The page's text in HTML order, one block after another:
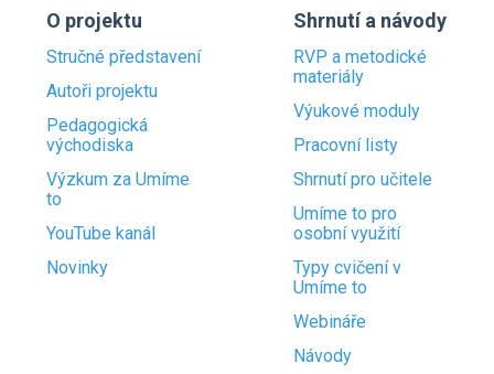
O projektu
Stručné představení
Autoři projektu
Pedagogická
východiska
Výzkum za Umíme
to
YouTube kanál
Novinky
Shrnutí a návody
RVP a metodické
materiály
Výukové moduly
Pracovní listy
Shrnutí pro učitele
Umíme to pro
osobní využití
Typy cvičení v
Umíme to
Webináře
Návody